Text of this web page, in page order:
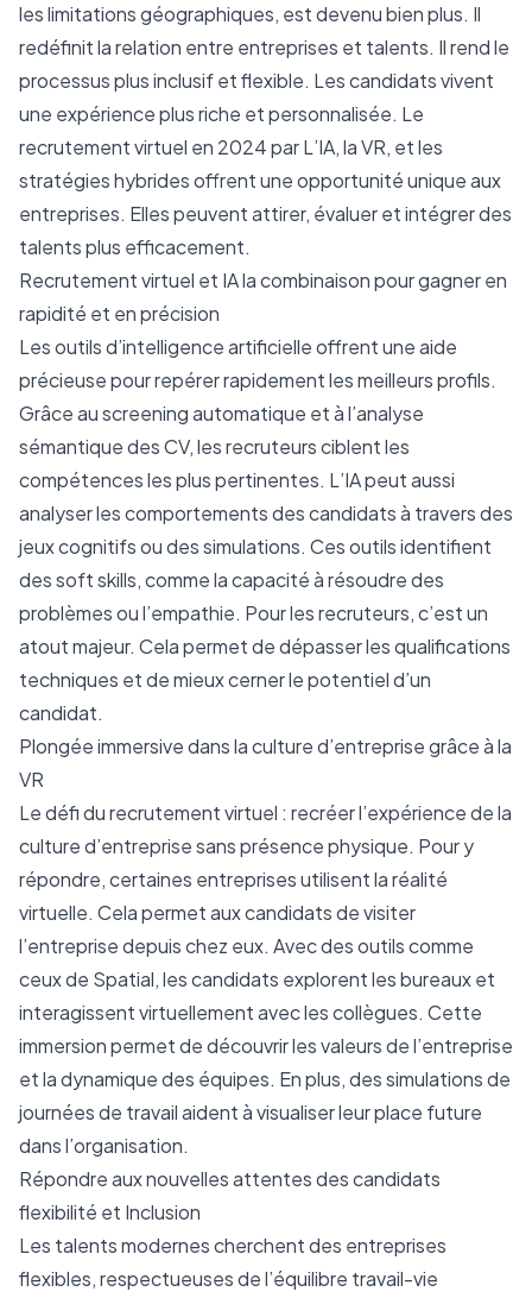
les limitations géographiques, est devenu bien plus. Il
redéfinit la relation entre entreprises et talents. Il rend le
processus plus inclusif et flexible. Les candidats vivent
une expérience plus riche et personnalisée. Le
recrutement virtuel en 2024 par L’IA, la VR, et les
stratégies hybrides offrent une opportunité unique aux
entreprises. Elles peuvent attirer, évaluer et intégrer des
talents plus efficacement.
Recrutement virtuel et IA la combinaison pour gagner en
rapidité et en précision
Les outils d’intelligence artificielle offrent une aide
précieuse pour repérer rapidement les meilleurs profils.
Grâce au screening automatique et à l’analyse
sémantique des CV, les recruteurs ciblent les
compétences les plus pertinentes. L’IA peut aussi
analyser les comportements des candidats à travers des
jeux cognitifs ou des simulations. Ces outils identifient
des soft skills, comme la capacité à résoudre des
problèmes ou l’empathie. Pour les recruteurs, c’est un
atout majeur. Cela permet de dépasser les qualifications
techniques et de mieux cerner le potentiel d’un
candidat.
Plongée immersive dans la culture d’entreprise grâce à la
VR
Le défi du recrutement virtuel : recréer l’expérience de la
culture d’entreprise sans présence physique. Pour y
répondre, certaines entreprises utilisent la réalité
virtuelle. Cela permet aux candidats de visiter
l’entreprise depuis chez eux. Avec des outils comme
ceux de Spatial, les candidats explorent les bureaux et
interagissent virtuellement avec les collègues. Cette
immersion permet de découvrir les valeurs de l’entreprise
et la dynamique des équipes. En plus, des simulations de
journées de travail aident à visualiser leur place future
dans l’organisation.
Répondre aux nouvelles attentes des candidats
flexibilité et Inclusion
Les talents modernes cherchent des entreprises
flexibles, respectueuses de l’équilibre travail-vie